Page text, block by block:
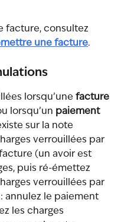
facture, consultez
une facture.
lorsqu’une facture
lorsqu’un paiement
sur la note
verrouillées par
(un avoir est
puis ré-émettez
verrouillées par
: annulez le paiement
les charges